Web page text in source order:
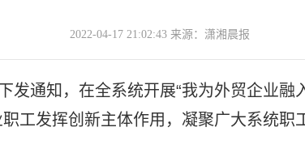
2022-04-17 21:02:43 来源：潇湘晨报
发通知，在全系统开展“我为外贸企业融
工发挥创新主体作用，凝聚广大系统职